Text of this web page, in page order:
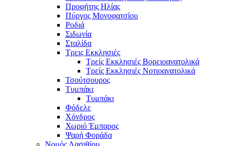
Προφήτης Ηλίας
Πύργος Μονοφατσίου
Ροδιά
Σιδωνία
Σταλίδα
Τρεις Εκκλησιές
Τρείς Εκκλησιές Βορειοανατολικά
Τρείς Εκκλησιές Νοτιοανατολικά
Τσούτσουρος
Τυμπάκι
Τυμπάκι
Φόδελε
Χόνδρος
Χωριό Έμπαρος
Ψαρή Φοράδα
Νομός Λασιθίου